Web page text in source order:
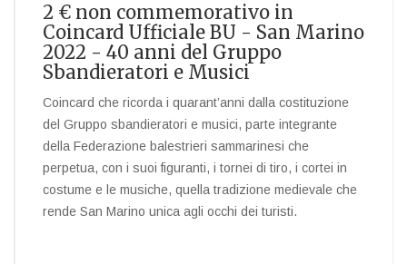
2 € non commemorativo in
Coincard Ufficiale BU - San Marino
2022 - 40 anni del Gruppo
Sbandieratori e Musici
Coincard che ricorda i quarant’anni dalla costituzione
del Gruppo sbandieratori e musici, parte integrante
della Federazione balestrieri sammarinesi che
perpetua, con i suoi figuranti, i tornei di tiro, i cortei in
costume e le musiche, quella tradizione medievale che
rende San Marino unica agli occhi dei turisti.